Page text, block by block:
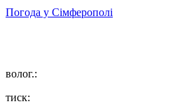
Погода у Сімферополі
волог.:
тиск: